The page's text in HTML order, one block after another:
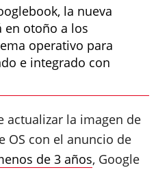
la nueva
en otoño a los
operativo para
e integrado con
actualizar la imagen de
OS con el anuncio de
de 3 años, Google